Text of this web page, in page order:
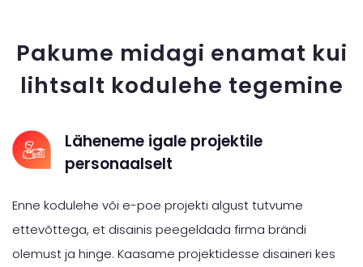
Pakume midagi enamat kui
lihtsalt kodulehe tegemine
Läheneme igale projektile
personaalselt
Enne kodulehe või e-poe projekti algust tutvume
ettevõttega, et disainis peegeldada firma brändi
olemust ja hinge. Kaasame projektidesse disaineri kes